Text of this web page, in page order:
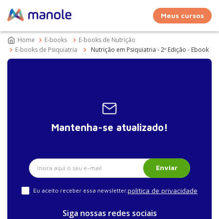
Meus cursos
E-books
E-books de Nutrição
E-books de Psiquiatria
Nutrição em Psiquiatria - 2º Edição - Ebook
Mantenha-se atualizado!
Enviar
Eu aceito receber essa newsletter. política de privacidade
Siga nossas redes sociais